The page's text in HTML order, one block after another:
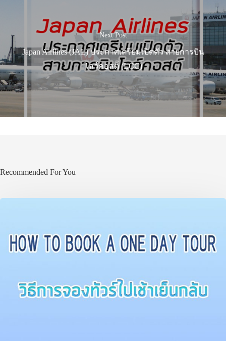
Next Post
Japan Airlines (JAL) ประกาศเตรียมเปิดตัว สายการบิน
โลว์คอสต์ (LCC)
Recommended For You
เอง
เดินทาง
ทัวร์
ที่พัก
สาระน่ารู้